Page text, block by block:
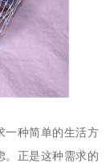
一种简单的生活方
。正是这种需求的